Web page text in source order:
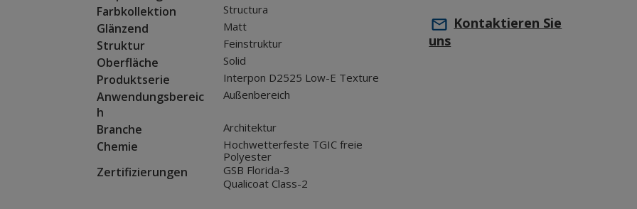
Farbkollektion Structura
Glänzend Matt
Struktur Feinstruktur
Oberfläche Solid
Produktserie Interpon D2525 Low-E Texture
Anwendungsbereic
h
Außenbereich
Branche Architektur
Chemie
Hochwetterfeste TGIC freie
Polyester
Zertifizierungen
GSB Florida-3
Qualicoat Class-2
Kontaktieren Sie
uns